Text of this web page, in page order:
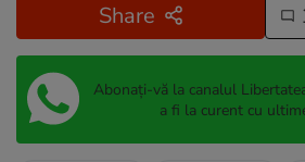
Share
Abonați-vă la canalul
a fi la curent cu